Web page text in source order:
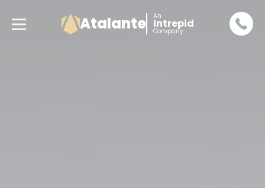
Atalante An
Intrepid
Company